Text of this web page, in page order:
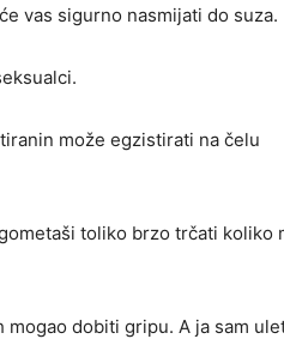
vas sigurno nasmijati do suza.
može egzistirati na čelu
toliko brzo trčati koliko
dobiti gripu. A ja sam